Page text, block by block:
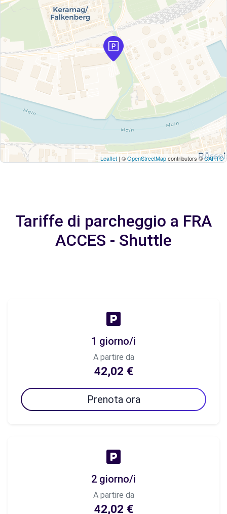
Leaflet | ©OpenStreetMapcontributors ©CARTO
Tariffe di parcheggio a FRA
ACCES - Shuttle
1 giorno/i
A partire da
42,02 €
Prenota ora
2 giorno/i
A partire da
42,02 €